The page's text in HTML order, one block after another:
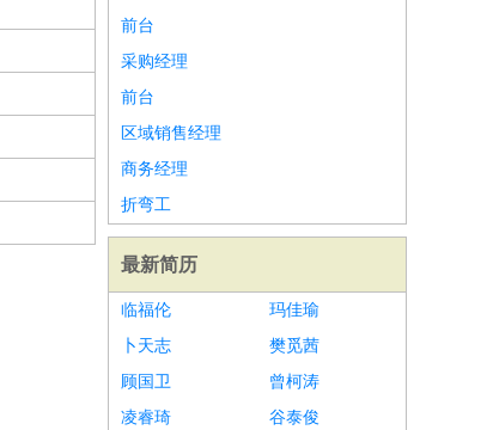
前台
采购经理
前台
区域销售经理
商务经理
折弯工
最新简历
临福伦
玛佳瑜
卜天志
樊觅茜
顾国卫
曾柯涛
凌睿琦
谷泰俊